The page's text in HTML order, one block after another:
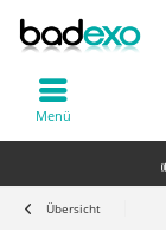
Menü
Übersicht